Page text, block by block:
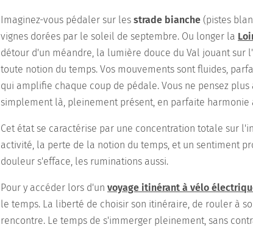
Imaginez-vous pédaler sur les strade bianche (pistes
vignes dorées par le soleil de septembre. Ou longer la
détour d'un méandre, la lumière douce du Val jouant sur
toute notion du temps. Vos mouvements sont fluides,
qui amplifie chaque coup de pédale. Vous ne pensez
simplement là, pleinement présent, en parfaite harmonie
Cet état se caractérise par une concentration totale sur
activité, la perte de la notion du temps, et un sentiment
douleur s'efface, les ruminations aussi.
Pour y accéder lors d'un voyage itinérant à vélo
le temps. La liberté de choisir son itinéraire, de rouler à
rencontre. Le temps de s'immerger pleinement, sans